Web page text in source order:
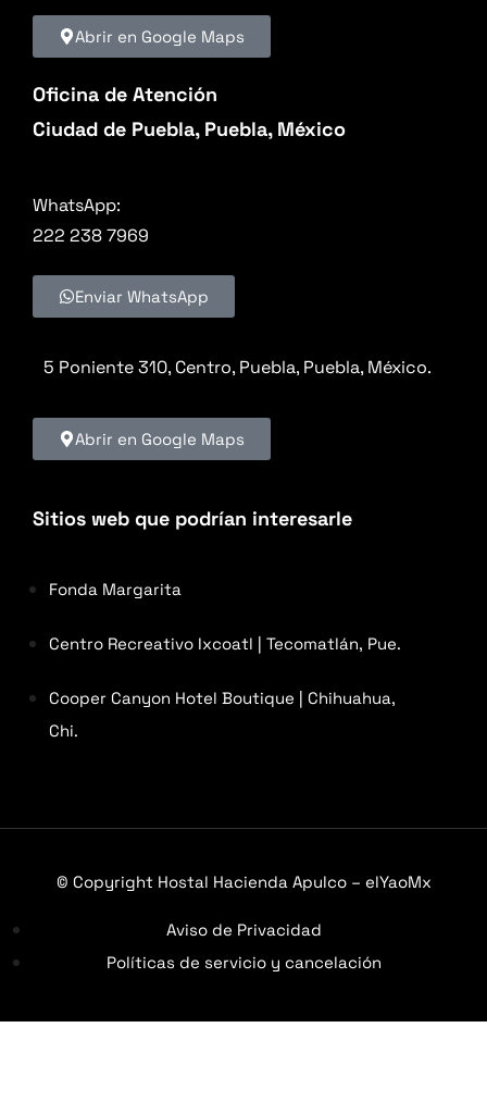
Abrir en Google Maps
Oficina de Atención
Ciudad de Puebla, Puebla, México
WhatsApp:
222 238 7969
Enviar WhatsApp
5 Poniente 310, Centro, Puebla, Puebla, México.
Abrir en Google Maps
Sitios web que podrían interesarle
Fonda Margarita
Centro Recreativo Ixcoatl | Tecomatlán, Pue.
Cooper Canyon Hotel Boutique | Chihuahua,
Chi.
© Copyright Hostal Hacienda Apulco – elYaoMx
Aviso de Privacidad
Políticas de servicio y cancelación